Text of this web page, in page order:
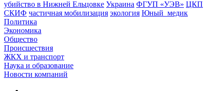
убийство в Нижней Ельцовке Украина ФГУП «УЭВ» ЦКП
СКИФ частичная мобилизация экология Юный_медик
Политика
Экономика
Общество
Происшествия
ЖКХ и транспорт
Наука и образование
Новости компаний